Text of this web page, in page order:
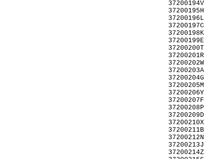
37200194V
37200195H
37200196L
37200197C
37200198K
37200199E
37200200T
37200201R
37200202W
37200203A
37200204G
37200205M
37200206Y
37200207F
37200208P
37200209D
37200210X
37200211B
37200212N
37200213J
37200214Z